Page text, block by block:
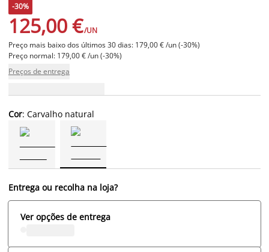
-30%
125,00 €/UN
Preço mais baixo dos últimos 30 dias: 179,00 € /un (-30%)
Preço normal: 179,00 € /un (-30%)
Preços de entrega
Cor: Carvalho natural
Entrega ou recolha na loja?
Ver opções de entrega